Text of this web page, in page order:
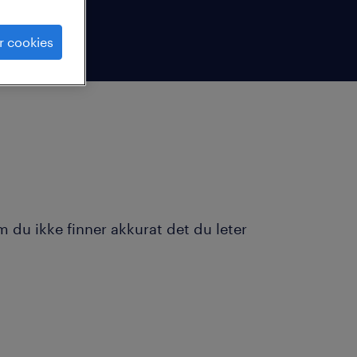
du ikke finner akkurat det du leter
cookies